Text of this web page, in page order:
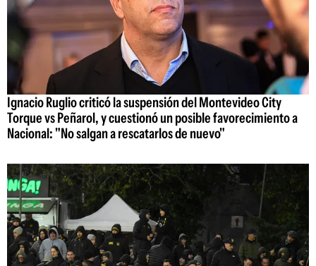
Ignacio Ruglio criticó la suspensión del Montevideo City
Torque vs Peñarol, y cuestionó un posible favorecimiento a
Nacional: "No salgan a rescatarlos de nuevo"